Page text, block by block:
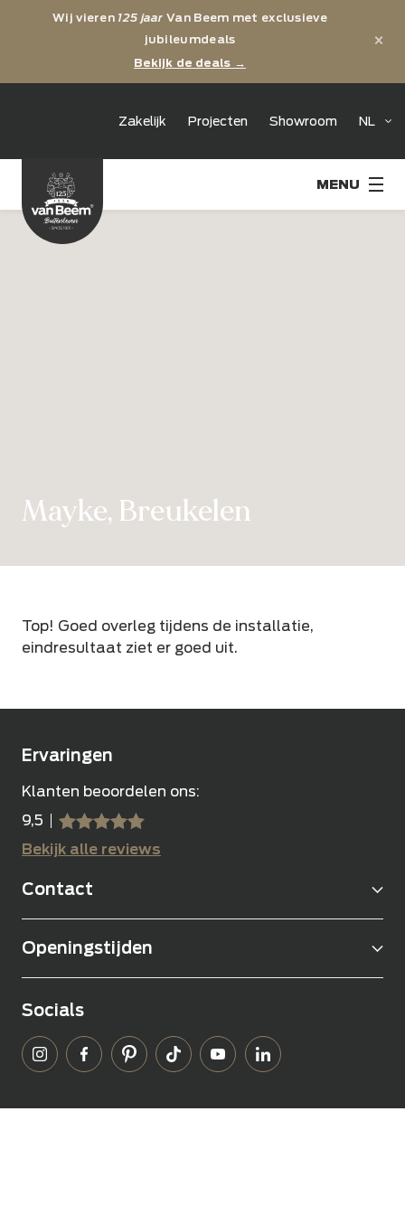
Wij vieren 125 jaar Van Beem met exclusieve
jubileumdeals
Bekijk de deals →
×
Zakelijk Projecten Showroom NL
Mayke, Breukelen
Top! Goed overleg tijdens de installatie,
eindresultaat ziet er goed uit.
Ervaringen
Klanten beoordelen ons:
9,5
sssss
SSSSS
Bekijk alle reviews
Contact
Openingstijden
Socials